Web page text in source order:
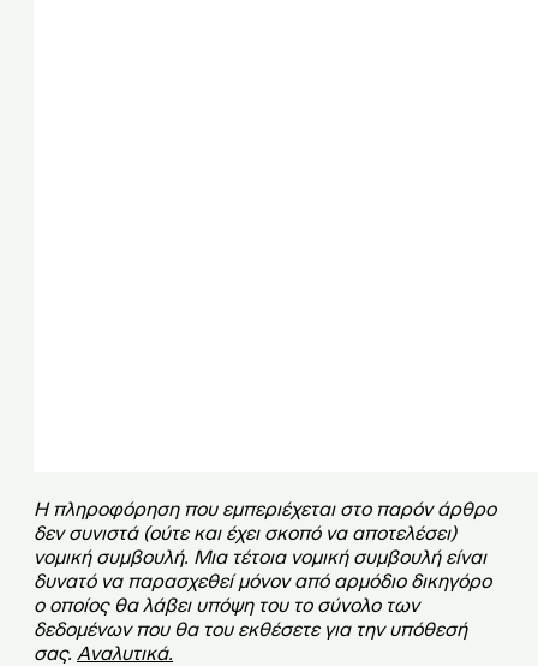
Η πληροφόρηση που εμπεριέχεται στο παρόν άρθρο
δεν συνιστά (ούτε και έχει σκοπό να αποτελέσει)
νομική συμβουλή. Μια τέτοια νομική συμβουλή είναι
δυνατό να παρασχεθεί μόνον από αρμόδιο δικηγόρο
ο οποίος θα λάβει υπόψη του το σύνολο των
δεδομένων που θα του εκθέσετε για την υπόθεσή
σας. Αναλυτικά.